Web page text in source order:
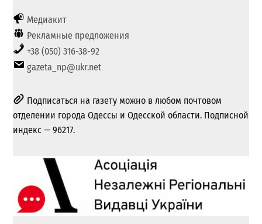
Медиакит
Рекламные предложения
+38 (050) 316-38-92
gazeta_np@ukr.net
Подписаться на газету можно в любом почтовом
отделении города Одессы и Одесской области. Подписной
индекс — 96217.